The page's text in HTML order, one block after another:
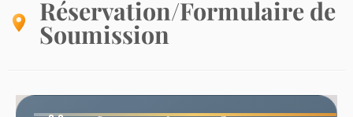
Réservation/Formulaire de
Soumission